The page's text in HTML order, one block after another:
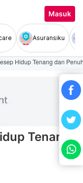
Masuk
Asuransiku
Hidup Tenang dan
Tenang